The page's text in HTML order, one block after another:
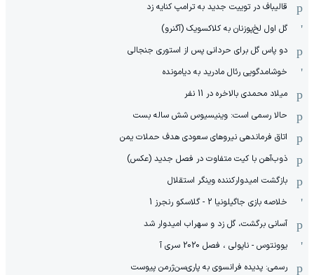
قالیباف در توییت جدید به ترامپ کنایه زد
گل اول لخ‌پوزنان به کلاکسویک (آگنرو)
دو پاس گل برای حردانی پس از استوری جنجالی
خوشامدگویی رئال مادرید به دیامونده
میلاد محمدی بالاخره در 11 نفر
حالا رسمی است: وینیسیوس شش ساله بست
اتاق فرماندهی نیروهای سعودی هدف حملات یمن
ذوب‌آهن با کیت متفاوت در فصل جدید (عکس)
بازگشت امیدوارکننده وینگر استقلال
خلاصه بازی جاگیلونیا 2 - گلاسکو رنجرز 1
آسانی برگشت، گل زد و سهراب امیدوار شد
یوونتوس - ناپولی ، فصل 2020 سری آ
رسمی: پدیده فرانسوی به پاری‌سن‌ژرمن پیوست